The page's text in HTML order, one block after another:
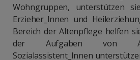
Wohngruppen, unterstützen
Erzieher_Innen und
Bereich der Altenpflege helfen
der Aufgaben von
Sozialassistent_Innen